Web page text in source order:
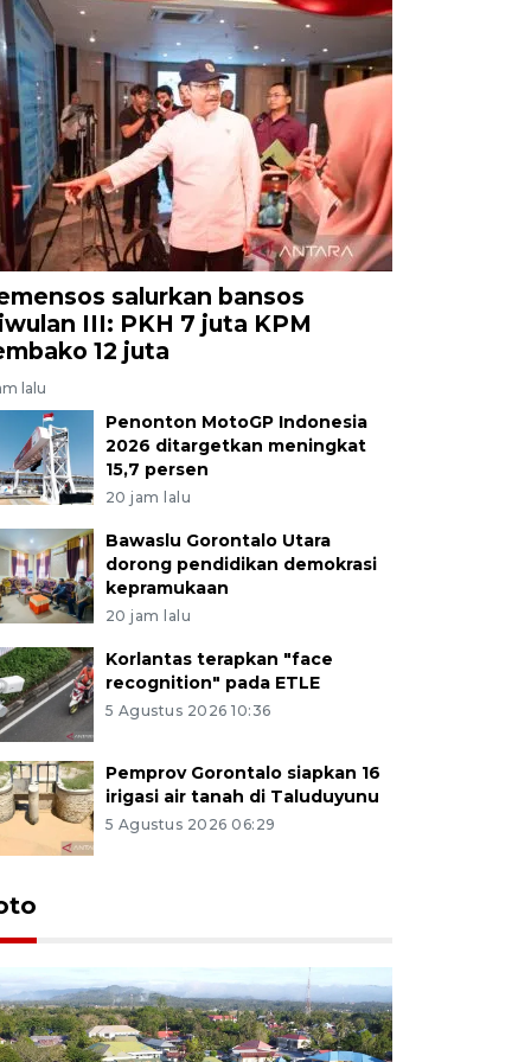
salurkan bansos
III: PKH 7 juta KPM
12 juta
lalu
Penonton MotoGP Indonesia
2026 ditargetkan meningkat
15,7 persen
20 jam lalu
Bawaslu Gorontalo Utara
dorong pendidikan demokrasi
kepramukaan
20 jam lalu
Korlantas terapkan "face
recognition" pada ETLE
5 Agustus 2026 10:36
Pemprov Gorontalo siapkan 16
irigasi air tanah di Taluduyunu
5 Agustus 2026 06:29